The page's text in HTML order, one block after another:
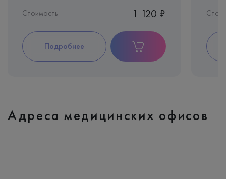
Стоимость 1 120 ₽
Подробнее
Адреса медицинских офисов